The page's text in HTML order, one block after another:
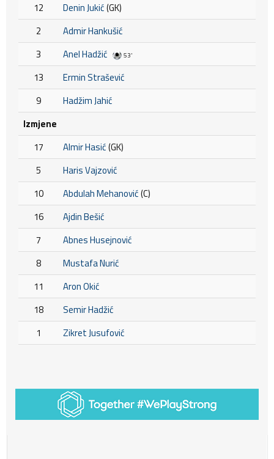
12 Denin Jukić(GK)
2
Admir Hankušić
3
Anel Hadžić 53'
13
Ermin Strašević
9
Hadžim Jahić
Izmjene
17
Almir Hasić(GK)
5
Haris Vajzović
10
Abdulah Mehanović(C)
16
Ajdin Bešić
7
Abnes Husejnović
8
Mustafa Nurić
11
Aron Okić
18
Semir Hadžić
1
Zikret Jusufović